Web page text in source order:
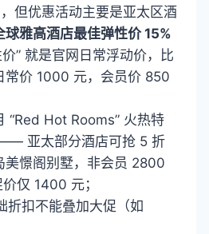
但优惠活动主要是亚太区酒
球雅高酒店最佳弹性价 15%
价” 就是官网日常浮动价，比
常价 1000 元，会员价 850
“Red Hot Rooms” 火热特
亚太部分酒店可抢 5 折
美憬阁别墅，非会员 2800
仅 1400 元；
折扣不能叠加大促（如